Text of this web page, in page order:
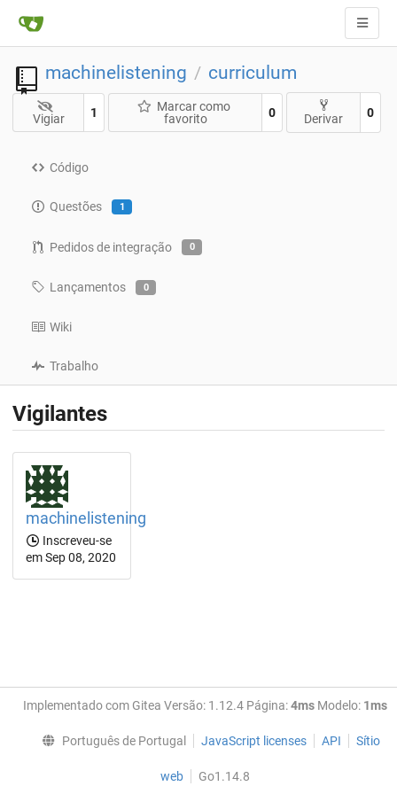
machinelistening / curriculum
Vigiar 1
Marcar como
favorito
0 Derivar 0
Código
Questões 1
Pedidos de integração 0
Lançamentos 0
Wiki
Trabalho
Vigilantes
machinelistening
Inscreveu-se
em Sep 08, 2020
Implementado com Gitea Versão: 1.12.4 Página:4msModelo: 1ms
Português de Portugal JavaScript licenses API Sítio
web Go1.14.8